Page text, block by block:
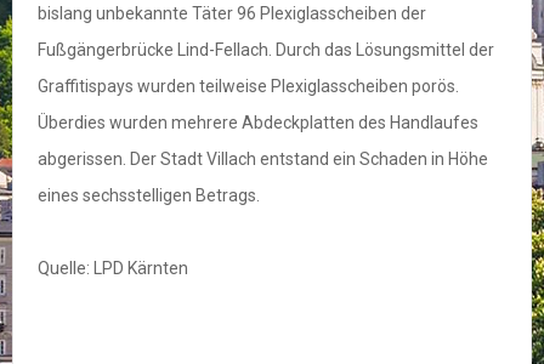
bislang unbekannte Täter 96 Plexiglasscheiben der
Fußgängerbrücke Lind-Fellach. Durch das Lösungsmittel der
Graffitispays wurden teilweise Plexiglasscheiben porös.
Überdies wurden mehrere Abdeckplatten des Handlaufes
abgerissen. Der Stadt Villach entstand ein Schaden in Höhe
eines sechsstelligen Betrags.
Quelle: LPD Kärnten